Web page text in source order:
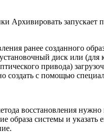
Архивировать запускает
ранее созданного
диск или (для
привода)
создать с помощью
восстановления нужно
образа системы и указать